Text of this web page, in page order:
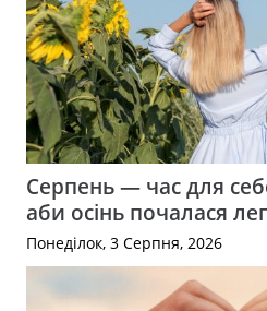
Серпень — час для
аби осінь почалася
Понеділок, 3 Серпня, 2026